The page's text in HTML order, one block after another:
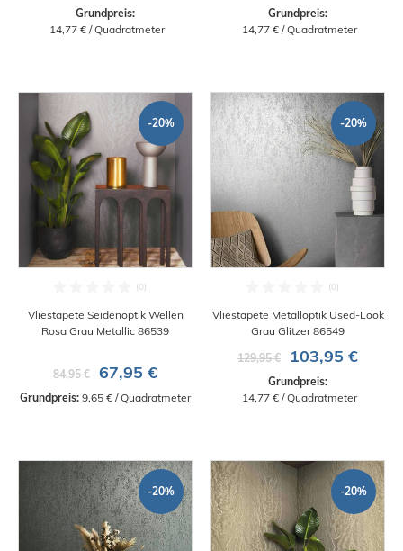
Grundpreis:
14,77 € / Quadratmeter
Grundpreis:
14,77 € / Quadratmeter
-20%
Vliestapete Seidenoptik Wellen
Rosa Grau Metallic 86539
84,95 € 67,95 €
Grundpreis: 9,65 € / Quadratmeter
-20%
Vliestapete Metalloptik Used-Look
Grau Glitzer 86549
129,95 €
103,95 €
Grundpreis:
14,77 € / Quadratmeter
-20% -20%